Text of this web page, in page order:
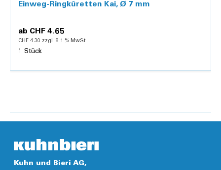
Einweg-Ringküretten Kai, Ø 7 mm
ab CHF 4.65
CHF 4.30 zzgl. 8.1 % MwSt.
1 Stück
Kuhn und Bieri AG,